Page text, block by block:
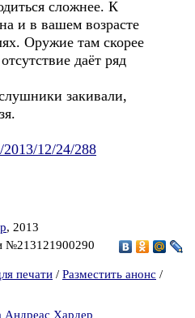
сложнее. К
и в вашем возрасте
Оружие там скорее
даёт ряд
закивали,
12/24/288
, 2013
№213121900290
печати / Разместить анонс /
Андреас Хардер